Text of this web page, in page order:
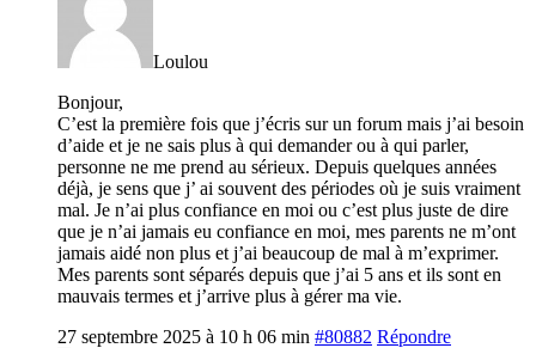
Loulou
Bonjour,
C’est la première fois que j’écris sur un forum mais j’ai besoin
d’aide et je ne sais plus à qui demander ou à qui parler,
personne ne me prend au sérieux. Depuis quelques années
déjà, je sens que j’ ai souvent des périodes où je suis vraiment
mal. Je n’ai plus confiance en moi ou c’est plus juste de dire
que je n’ai jamais eu confiance en moi, mes parents ne m’ont
jamais aidé non plus et j’ai beaucoup de mal à m’exprimer.
Mes parents sont séparés depuis que j’ai 5 ans et ils sont en
mauvais termes et j’arrive plus à gérer ma vie.
27 septembre 2025 à 10 h 06 min #80882 Répondre